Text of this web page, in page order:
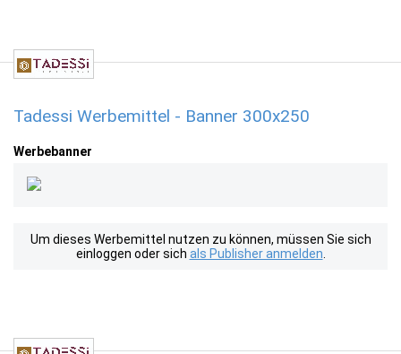
Tadessi Werbemittel - Banner 300x250
Werbebanner
Um dieses Werbemittel nutzen zu können, müssen Sie sich
einloggen oder sich als Publisher anmelden